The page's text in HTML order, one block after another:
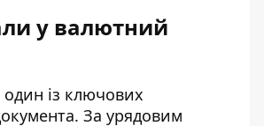
у валютний
один із ключових
За урядовим